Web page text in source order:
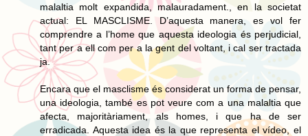
malaltia molt expandida, malauradament., en la societat
actual: EL MASCLISME. D’aquesta manera, es vol fer
comprendre a l’home que aquesta ideologia és perjudicial,
tant per a ell com per a la gent del voltant, i cal ser tractada
ja.
Encara que el masclisme és considerat un forma de pensar,
una ideologia, també es pot veure com a una malaltia que
afecta, majoritàriament, als homes, i que ha de ser
erradicada. Aquesta idea és la que representa el vídeo, el